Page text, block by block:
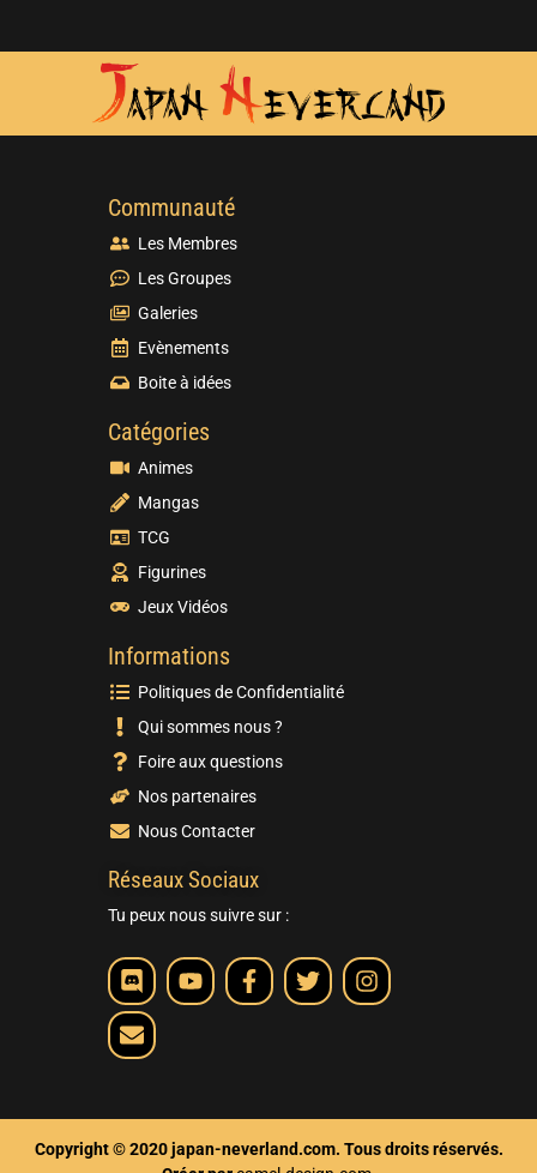
Communauté
Les Membres
Les Groupes
Galeries
Evènements
Boite à idées
Catégories
Animes
Mangas
TCG
Figurines
Jeux Vidéos
Informations
Politiques de Confidentialité
Qui sommes nous ?
Foire aux questions
Nos partenaires
Nous Contacter
Réseaux Sociaux
Tu peux nous suivre sur :
Copyright © 2020 japan-neverland.com. Tous droits réservés.